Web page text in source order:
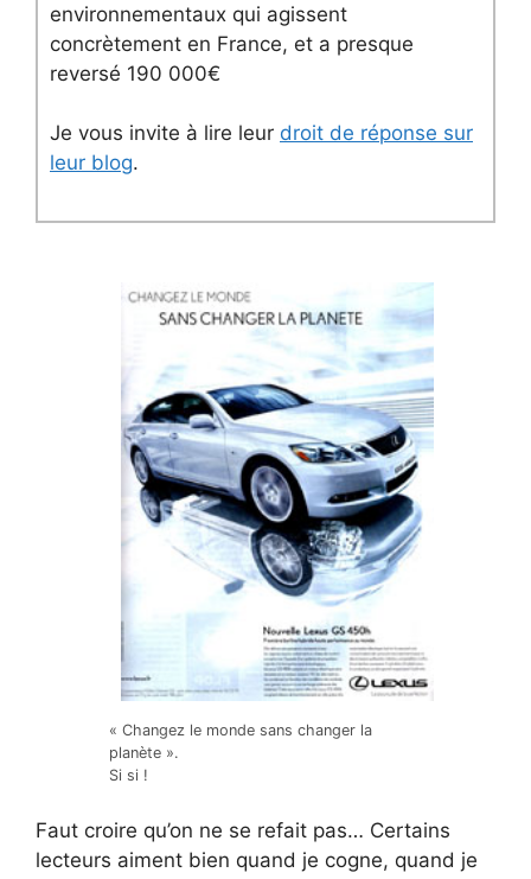
environnementaux qui agissent
concrètement en France, et a presque
reversé 190 000€
Je vous invite à lire leur droit de réponse sur
leur blog.
« Changez le monde sans changer la
planète ».
Si si !
Faut croire qu’on ne se refait pas… Certains
lecteurs aiment bien quand je cogne, quand je